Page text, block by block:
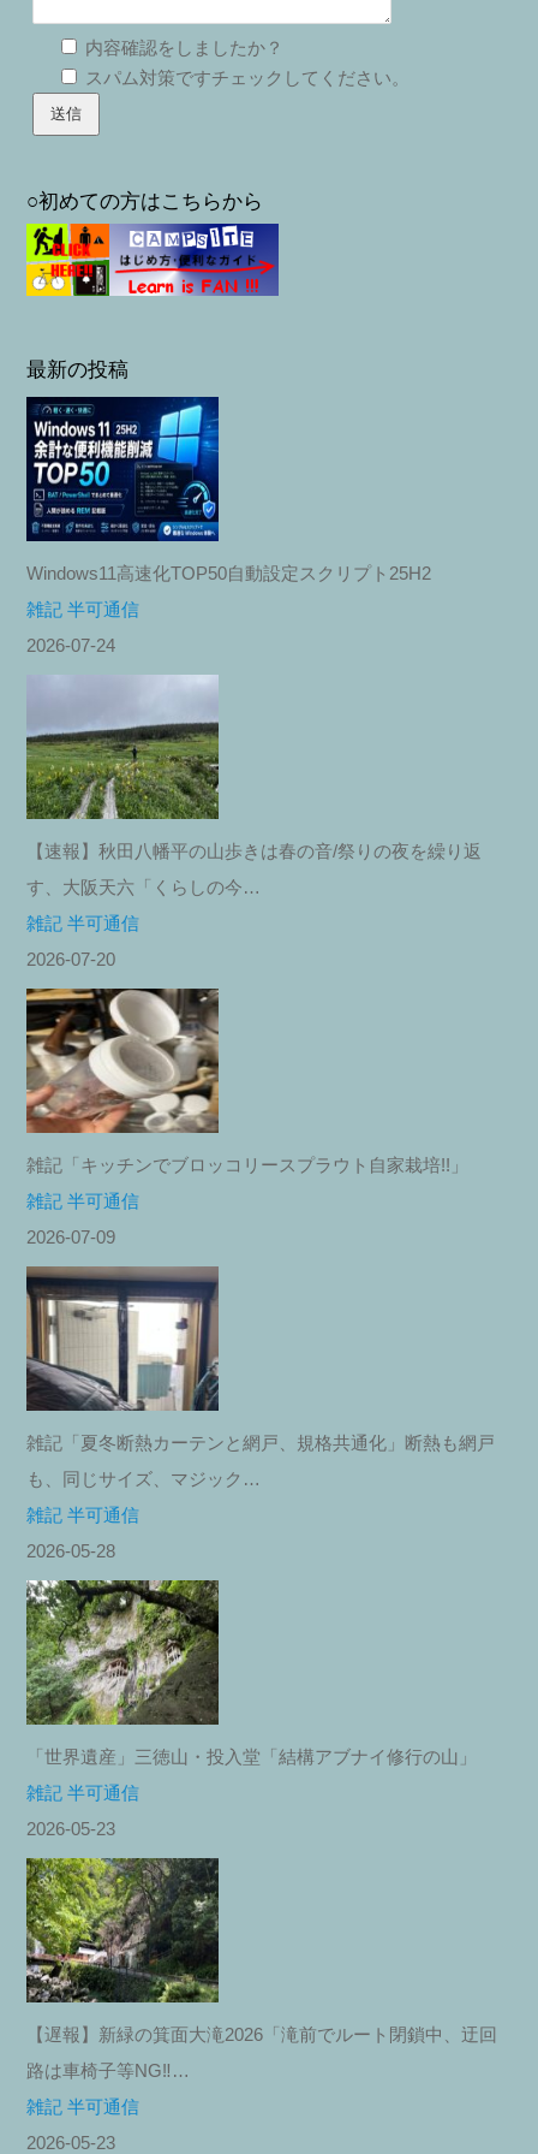
内容確認をしましたか？
スパム対策ですチェックしてください。
○初めての方はこちらから
最新の投稿
Windows11高速化TOP50自動設定スクリプト25H2
雑記 半可通信
2026-07-24
【速報】秋田八幡平の山歩きは春の音/祭りの夜を繰り返
す、大阪天六「くらしの今…
雑記 半可通信
2026-07-20
雑記「キッチンでブロッコリースプラウト自家栽培!!」
雑記 半可通信
2026-07-09
雑記「夏冬断熱カーテンと網戸、規格共通化」断熱も網戸
も、同じサイズ、マジック…
雑記 半可通信
2026-05-28
「世界遺産」三徳山・投入堂「結構アブナイ修行の山」
雑記 半可通信
2026-05-23
【遅報】新緑の箕面大滝2026「滝前でルート閉鎖中、迂回
路は車椅子等NG‼︎…
雑記 半可通信
2026-05-23